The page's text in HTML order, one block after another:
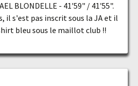
BLONDELLE - 41'59" / 41'55".
il s'est pas inscrit sous la JA et il
bleu sous le maillot club !!